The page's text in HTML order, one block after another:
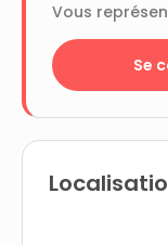
Vous
Se